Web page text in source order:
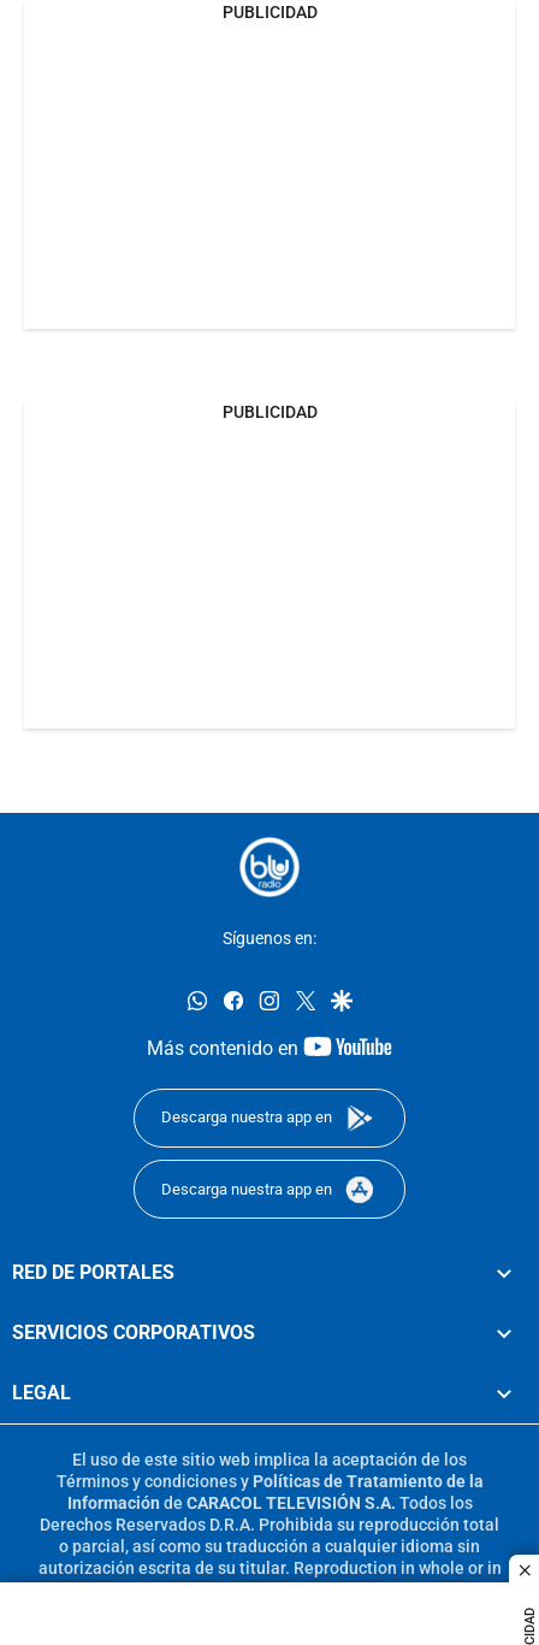
PUBLICIDAD
PUBLICIDAD
Síguenos en:
whatsappfacebookinstagram
twittergoogle
Más contenido en
youtube-
Descarga nuestra app en
Descarga nuestra app en
RED DE PORTALES
SERVICIOS CORPORATIVOS
LEGAL
El uso de este sitio web implica la aceptación de los
Términos y condicionesy Políticas de Tratamiento de la
Información de CARACOL TELEVISIÓN S.A. Todos los
Derechos Reservados D.R.A. Prohibida su reproducción total
o parcial, así como su traducción a cualquier idioma sin
autorización escrita de su titular. Reproduction in whole or in